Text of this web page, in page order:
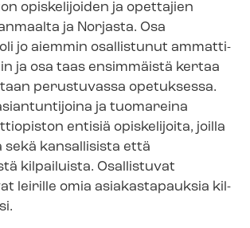
opiskelijoiden ja opettajien
ja Norjasta. Osa
jo aiemmin osallistunut am­mat­ti­
ja osa taas ensimmäistä kertaa
perustuvassa opetuksessa.
ja tuomareina
entisiä opiskelijoita, joilla
sekä kansallisista että
kilpailuista. Osallistuvat
leirille omia asiakastapauksia kil­